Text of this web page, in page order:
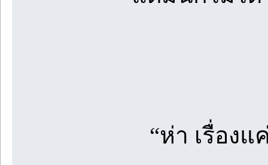
“ห่า เรื่องแ